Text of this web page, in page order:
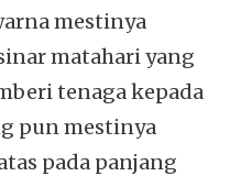
mestinya
matahari yang
tenaga kepada
pun mestinya
pada panjang